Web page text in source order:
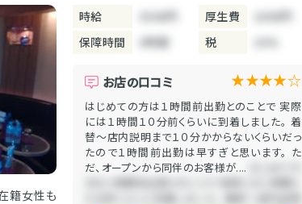
籍女性も
時給 3500円 厚生費
1000円
保障時間
3時間 税
お店の口コミ ★★★★☆
はじめての方は１時間前出勤とのことで 実際
には１時間１０分前くらいに到着しました。 着
替〜店内説明まで１０分かからないくらいだっ
たので１時間前出勤は早すぎと思います。 た
だ、オープンから同伴のお客様が....
方は１時間前出勤とのことで 実際には１時間１